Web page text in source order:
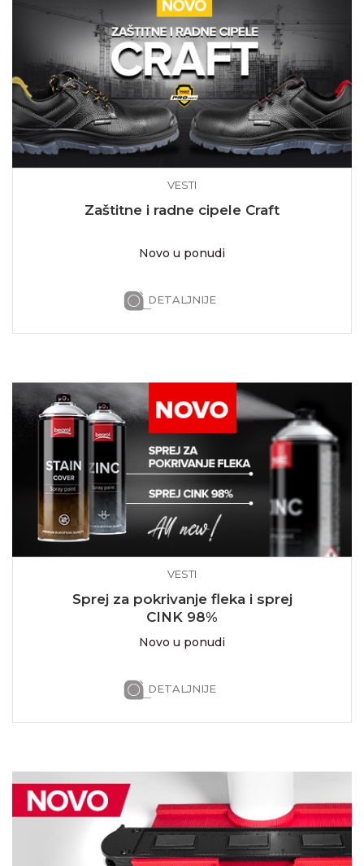
VESTI
Zaštitne i radne cipele Craft
Novo u ponudi
DETALJNIJE
VESTI
Sprej za pokrivanje fleka i sprej
CINK 98%
Novo u ponudi
DETALJNIJE